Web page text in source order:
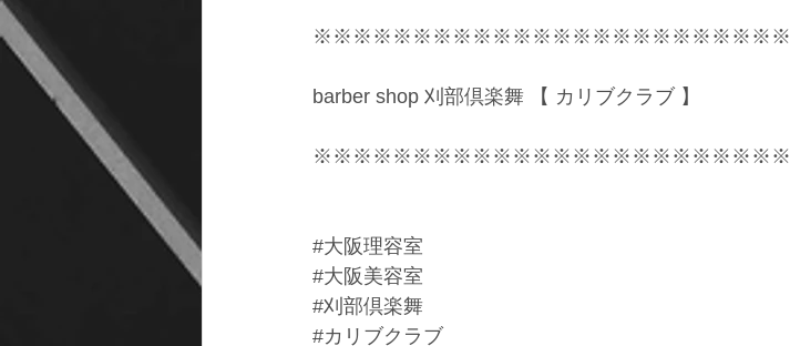
※※※※※※※※※※※※※※※※※※※※※※※※
barber shop 刈部倶楽舞 【 カリブクラブ 】
※※※※※※※※※※※※※※※※※※※※※※※※
#大阪理容室
#大阪美容室
#刈部倶楽舞
#カリブクラブ